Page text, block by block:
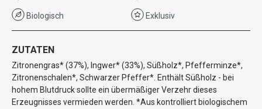
Biologisch Exklusiv
ZUTATEN
Zitronengras* (37%), Ingwer* (33%), Süßholz*, Pfefferminze*,
Zitronenschalen*, Schwarzer Pfeffer*. Enthält Süßholz - bei
hohem Blutdruck sollte ein übermäßiger Verzehr dieses
Erzeugnisses vermieden werden. *Aus kontrolliert biologischem